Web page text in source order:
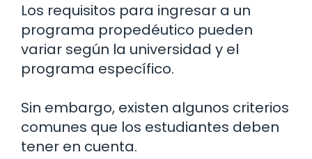
Los requisitos para ingresar a un
programa propedéutico pueden
variar según la universidad y el
programa específico.
Sin embargo, existen algunos criterios
comunes que los estudiantes deben
tener en cuenta.